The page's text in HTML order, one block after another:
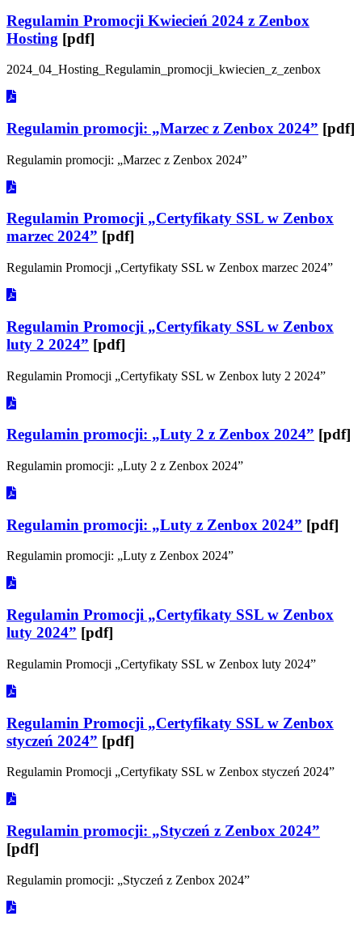
Regulamin Promocji Kwiecień 2024 z Zenbox
Hosting [pdf]
2024_04_Hosting_Regulamin_promocji_kwiecien_z_zenbox
Regulamin promocji: „Marzec z Zenbox 2024” [pdf]
Regulamin promocji: „Marzec z Zenbox 2024”
Regulamin Promocji „Certyfikaty SSL w Zenbox
marzec 2024” [pdf]
Regulamin Promocji „Certyfikaty SSL w Zenbox marzec 2024”
Regulamin Promocji „Certyfikaty SSL w Zenbox
luty 2 2024” [pdf]
Regulamin Promocji „Certyfikaty SSL w Zenbox luty 2 2024”
Regulamin promocji: „Luty 2 z Zenbox 2024” [pdf]
Regulamin promocji: „Luty 2 z Zenbox 2024”
Regulamin promocji: „Luty z Zenbox 2024” [pdf]
Regulamin promocji: „Luty z Zenbox 2024”
Regulamin Promocji „Certyfikaty SSL w Zenbox
luty 2024” [pdf]
Regulamin Promocji „Certyfikaty SSL w Zenbox luty 2024”
Regulamin Promocji „Certyfikaty SSL w Zenbox
styczeń 2024” [pdf]
Regulamin Promocji „Certyfikaty SSL w Zenbox styczeń 2024”
Regulamin promocji: „Styczeń z Zenbox 2024”
[pdf]
Regulamin promocji: „Styczeń z Zenbox 2024”